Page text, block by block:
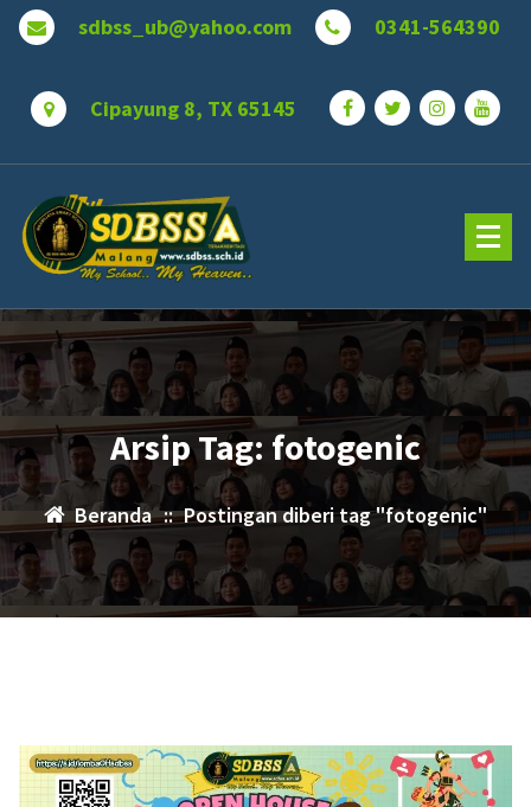
Lewati
sdbss_ub@yahoo.com 0341-564390
Cipayung 8, TX 65145
Arsip Tag: fotogenic
Beranda :: Postingan diberi tag "fotogenic"